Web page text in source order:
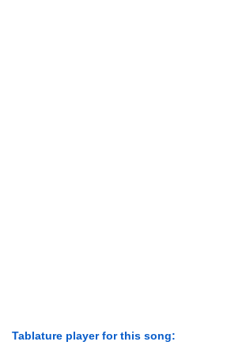
Tablature player for this song: